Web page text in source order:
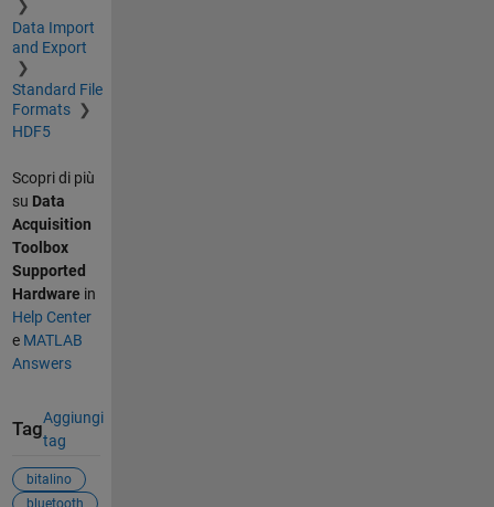
Data Import
and Export
Standard File
Formats
HDF5
Scopri di più
su Data
Acquisition
Toolbox
Supported
Hardware in
Help Center
e MATLAB
Answers
Tag
Aggiungi
tag
bitalino
bluetooth